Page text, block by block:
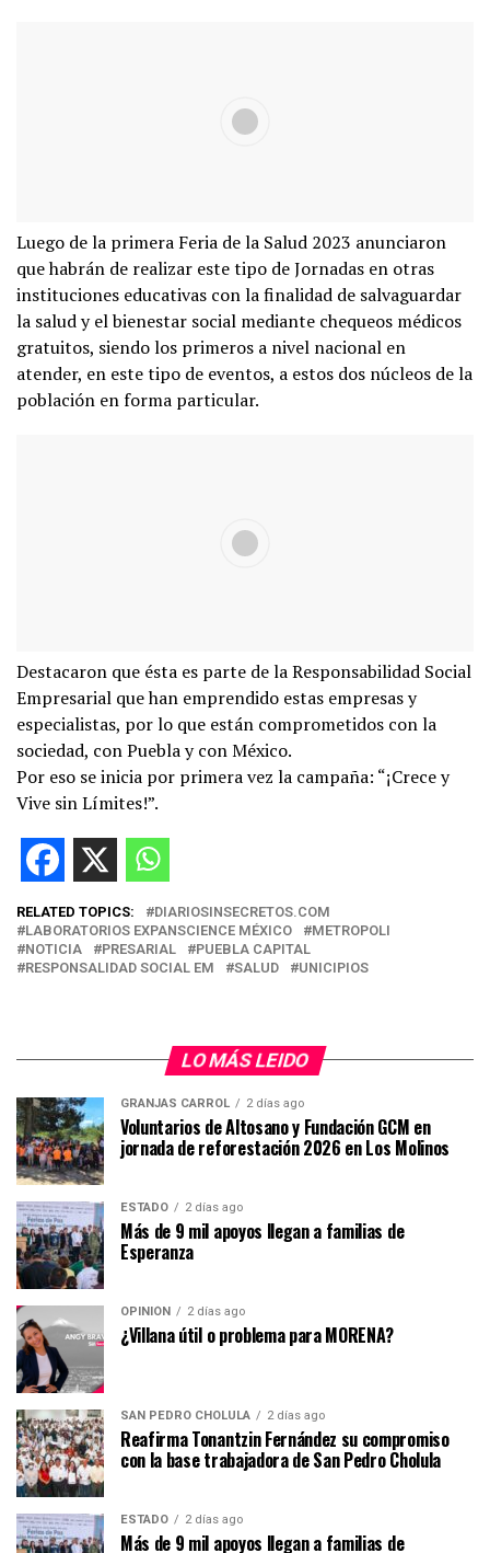
Luego de la primera Feria de la Salud 2023 anunciaron
que habrán de realizar este tipo de Jornadas en otras
instituciones educativas con la finalidad de salvaguardar
la salud y el bienestar social mediante chequeos médicos
gratuitos, siendo los primeros a nivel nacional en
atender, en este tipo de eventos, a estos dos núcleos de la
población en forma particular.
Destacaron que ésta es parte de la Responsabilidad Social
Empresarial que han emprendido estas empresas y
especialistas, por lo que están comprometidos con la
sociedad, con Puebla y con México.
Por eso se inicia por primera vez la campaña: “¡Crece y
Vive sin Límites!”.
RELATED TOPICS:
DIARIOSINSECRETOS.COM
LABORATORIOS EXPANSCIENCE MÉXICO
METROPOLI
NOTICIA
PRESARIAL
PUEBLA CAPITAL
RESPONSALIDAD SOCIAL EM
SALUD UNICIPIOS
LO MÁS LEIDO
GRANJAS CARROL 2 días ago
Voluntarios de Altosano y Fundación GCM en
jornada de reforestación 2026 en Los Molinos
ESTADO 2 días ago
Más de 9 mil apoyos llegan a familias de
Esperanza
OPINIÓN 2 días ago
¿Villana útil o problema para MORENA?
SAN PEDRO CHOLULA 2 días ago
Reafirma Tonantzin Fernández su compromiso
con la base trabajadora de San Pedro Cholula
ESTADO 2 días ago
Más de 9 mil apoyos llegan a familias de